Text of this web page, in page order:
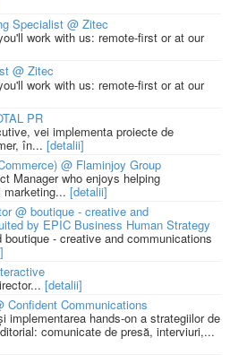
Specialist @ Zitec
work with us: remote-first or at our
@ Zitec
work with us: remote-first or at our
PR
vei implementa proiecte de
în... [detalii]
@ Flaminjoy Group
Manager who enjoys helping
marketing... [detalii]
@ boutique - creative and
by EPIC Business Human Strategy
- creative and communications
[detalii]
Confident Communications
implementarea hands-on a strategiilor de
comunicate de presă, interviuri,...